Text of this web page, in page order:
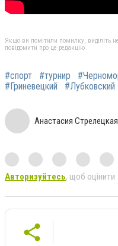
Якщо ви помітили помилку, виділіть
повідомити про це редакцію
#спорт #турнир
#Гриневецкий
#Лубковский
Анастасия Стрелецкая
Авторизуйтесь, щоб оцінити